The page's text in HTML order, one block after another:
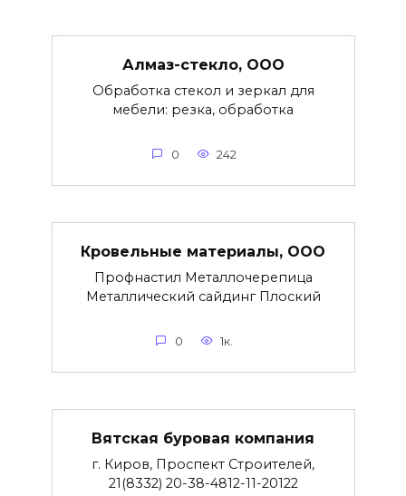
Алмаз-стекло, ООО
Обработка стекол и зеркал для
мебели: резка, обработка
0 242
Кровельные материалы, ООО
Профнастил Металлочерепица
Металлический сайдинг Плоский
0 1к.
Вятская буровая компания
г. Киров, Проспект Строителей,
21(8332) 20-38-4812-11-20122